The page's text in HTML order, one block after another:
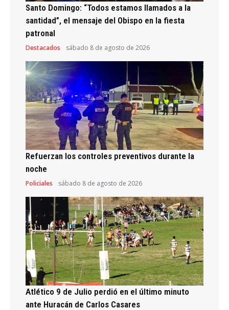
Santo Domingo: “Todos estamos llamados a la
santidad”, el mensaje del Obispo en la fiesta
patronal
Destacados sábado 8 de agosto de 2026
Refuerzan los controles preventivos durante la
noche
Policiales sábado 8 de agosto de 2026
Atlético 9 de Julio perdió en el último minuto
ante Huracán de Carlos Casares